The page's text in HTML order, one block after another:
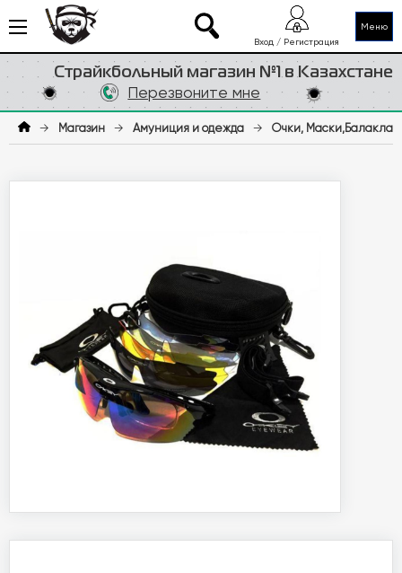
Меню
Страйкбольный магазин №1 в Казахстане
Вход / Регистрация
Перезвоните мне
→ Магазин → Амуниция и одежда → Очки,